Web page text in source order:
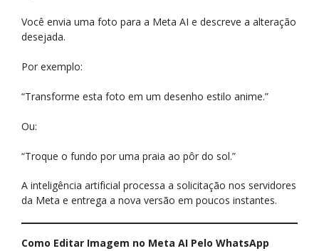
Você envia uma foto para a Meta AI e descreve a alteração
desejada.
Por exemplo:
“Transforme esta foto em um desenho estilo anime.”
Ou:
“Troque o fundo por uma praia ao pôr do sol.”
A inteligência artificial processa a solicitação nos servidores
da Meta e entrega a nova versão em poucos instantes.
Como Editar Imagem no Meta AI Pelo WhatsApp